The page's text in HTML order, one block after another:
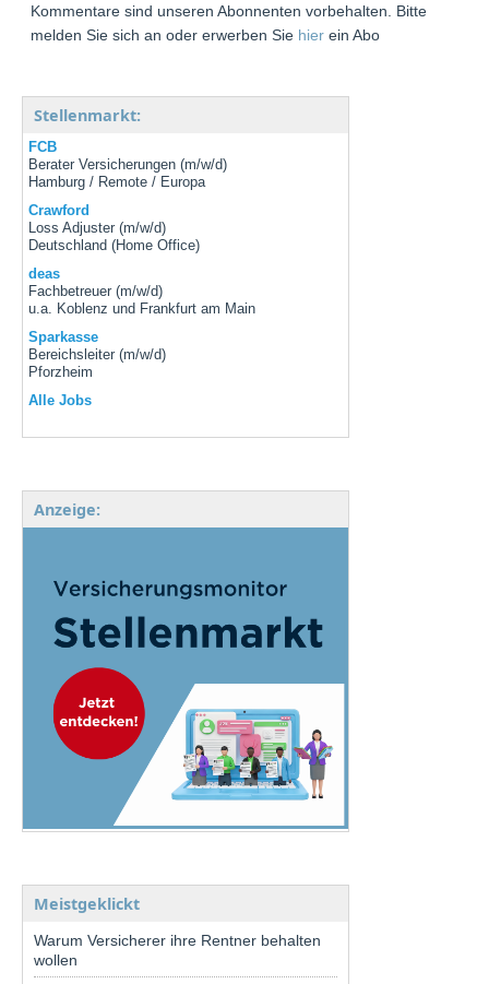
Kommentare sind unseren Abonnenten vorbehalten. Bitte
melden Sie sich an oder erwerben Sie hier ein Abo
Stellenmarkt:
FCB
Berater Versicherungen (m/w/d)
Hamburg / Remote / Europa
Crawford
Loss Adjuster (m/w/d)
Deutschland (Home Office)
deas
Fachbetreuer (m/w/d)
u.a. Koblenz und Frankfurt am Main
Sparkasse
Bereichsleiter (m/w/d)
Pforzheim
Alle Jobs
Anzeige:
Meistgeklickt
Warum Versicherer ihre Rentner behalten
wollen